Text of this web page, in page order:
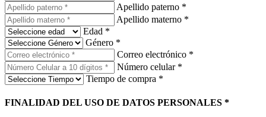
Apellido paterno *
Apellido materno *
Edad *
Género *
Correo electrónico *
Número celular *
Tiempo de compra *
FINALIDAD DEL USO DE DATOS PERSONALES *